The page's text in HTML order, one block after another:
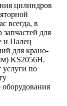
цилиндров
всегда, в
для
и Палец
для крано-
KS2056H.
по